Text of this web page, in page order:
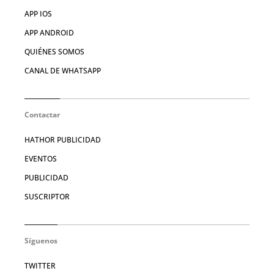
APP IOS
APP ANDROID
QUIÉNES SOMOS
CANAL DE WHATSAPP
Contactar
HATHOR PUBLICIDAD
EVENTOS
PUBLICIDAD
SUSCRIPTOR
Síguenos
TWITTER